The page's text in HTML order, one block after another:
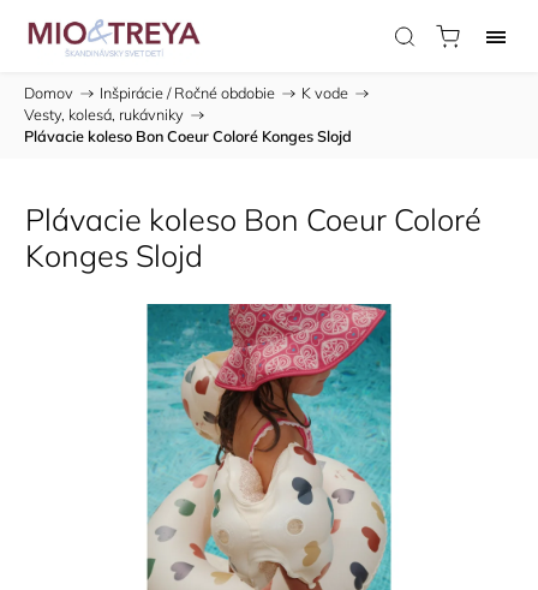
Domov / Inšpirácie / Ročné obdobie / K vode /
Vesty, kolesá, rukávniky /
Plávacie koleso Bon Coeur Coloré Konges Slojd
Plávacie koleso Bon Coeur Coloré
Konges Slojd